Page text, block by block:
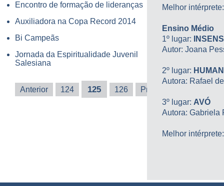
Encontro de formação de lideranças
Auxiliadora na Copa Record 2014
Bi Campeãs
Jornada da Espiritualidade Juvenil
Salesiana
Anterior 124 125 126 Próxima
Melhor
Ensino Médio
1º lugar:
Autor: Joana
2º lugar:
Autora: Rafael
3º lugar: AVÓ
Autora: Gabriela
Melhor